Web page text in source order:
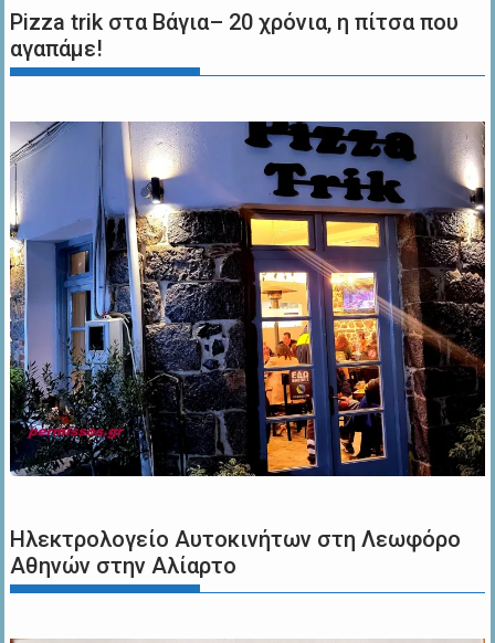
Pizza trik στα Βάγια– 20 χρόνια, η πίτσα που
αγαπάμε!
Ηλεκτρολογείο Αυτοκινήτων στη Λεωφόρο
Αθηνών στην Αλίαρτο